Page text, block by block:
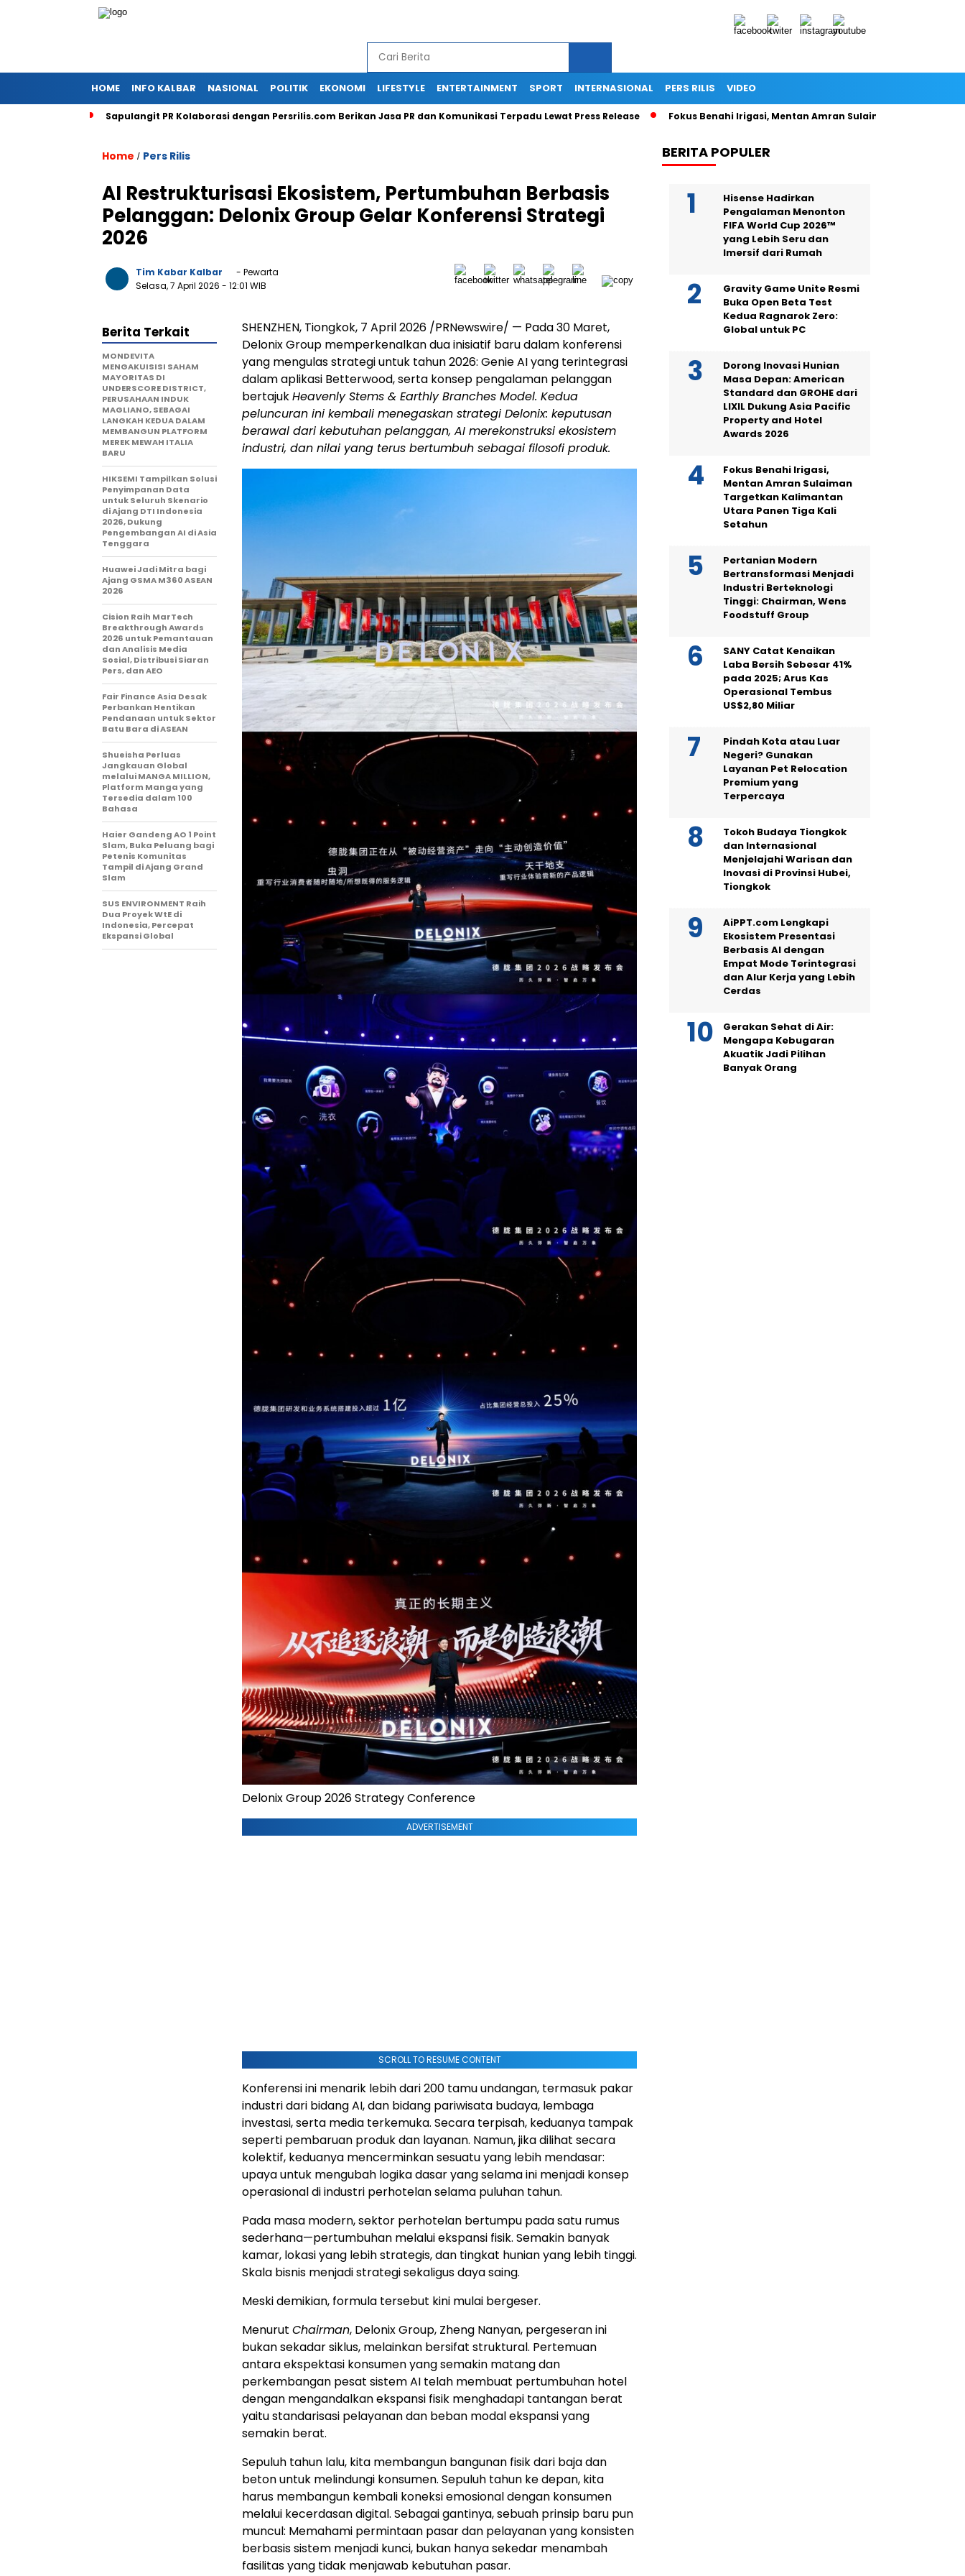
HOME INFO KALBAR NASIONAL POLITIK EKONOMI LIFESTYLE ENTERTAINMENT SPORT INTERNASIONAL PERS RILIS VIDEO
Sapulangit PR Kolaborasi dengan Persrilis.com Berikan Jasa PR dan Komunikasi Terpadu Lewat Press Release Fokus Benahi Irigasi, Mentan Amran Sulaiman Targetkan
Home / Pers Rilis
AI Restrukturisasi Ekosistem, Pertumbuhan Berbasis
Pelanggan: Delonix Group Gelar Konferensi Strategi
2026
Tim Kabar Kalbar
- Pewarta
Selasa, 7 April 2026 - 12:01 WIB
SHENZHEN, Tiongkok, 7 April 2026 /PRNewswire/ — Pada 30 Maret,
Delonix Group memperkenalkan dua inisiatif baru dalam konferensi
yang mengulas strategi untuk tahun 2026: Genie AI yang terintegrasi
dalam aplikasi Betterwood, serta konsep pengalaman pelanggan
bertajukHeavenly Stems & Earthly Branches Model. Kedua
peluncuran ini kembali menegaskan strategi Delonix: keputusan
berawal dari kebutuhan pelanggan, AI merekonstruksi ekosistem
industri, dan nilai yang terus bertumbuh sebagai filosofi produk.
Delonix Group 2026 Strategy Conference
ADVERTISEMENT
SCROLL TO RESUME CONTENT
Konferensi ini menarik lebih dari 200 tamu undangan, termasuk pakar
industri dari bidang AI, dan bidang pariwisata budaya, lembaga
investasi, serta media terkemuka. Secara terpisah, keduanya tampak
seperti pembaruan produk dan layanan. Namun, jika dilihat secara
kolektif, keduanya mencerminkan sesuatu yang lebih mendasar:
upaya untuk mengubah logika dasar yang selama ini menjadi konsep
operasional di industri perhotelan selama puluhan tahun.
Pada masa modern, sektor perhotelan bertumpu pada satu rumus
sederhana—pertumbuhan melalui ekspansi fisik. Semakin banyak
kamar, lokasi yang lebih strategis, dan tingkat hunian yang lebih tinggi.
Skala bisnis menjadi strategi sekaligus daya saing.
Meski demikian, formula tersebut kini mulai bergeser.
Menurut Chairman, Delonix Group, Zheng Nanyan, pergeseran ini
bukan sekadar siklus, melainkan bersifat struktural. Pertemuan
antara ekspektasi konsumen yang semakin matang dan
perkembangan pesat sistem AI telah membuat pertumbuhan hotel
dengan mengandalkan ekspansi fisik menghadapi tantangan berat
yaitu standarisasi pelayanan dan beban modal ekspansi yang
semakin berat.
Sepuluh tahun lalu, kita membangun bangunan fisik dari baja dan
beton untuk melindungi konsumen. Sepuluh tahun ke depan, kita
harus membangun kembali koneksi emosional dengan konsumen
melalui kecerdasan digital. Sebagai gantinya, sebuah prinsip baru pun
muncul: Memahami permintaan pasar dan pelayanan yang konsisten
berbasis sistem menjadi kunci, bukan hanya sekedar menambah
fasilitas yang tidak menjawab kebutuhan pasar.
Berita Terkait
MONDEVITA
MENGAKUISISI SAHAM
MAYORITAS DI
UNDERSCORE DISTRICT,
PERUSAHAAN INDUK
MAGLIANO, SEBAGAI
LANGKAH KEDUA DALAM
MEMBANGUN PLATFORM
MEREK MEWAH ITALIA
BARU
HIKSEMI Tampilkan Solusi
Penyimpanan Data
untuk Seluruh Skenario
di Ajang DTI Indonesia
2026, Dukung
Pengembangan AI di Asia
Tenggara
Huawei Jadi Mitra bagi
Ajang GSMA M360 ASEAN
2026
Cision Raih MarTech
Breakthrough Awards
2026 untuk Pemantauan
dan Analisis Media
Sosial, Distribusi Siaran
Pers, dan AEO
Fair Finance Asia Desak
Perbankan Hentikan
Pendanaan untuk Sektor
Batu Bara di ASEAN
Shueisha Perluas
Jangkauan Global
melalui MANGA MILLION,
Platform Manga yang
Tersedia dalam 100
Bahasa
Haier Gandeng AO 1 Point
Slam, Buka Peluang bagi
Petenis Komunitas
Tampil di Ajang Grand
Slam
SUS ENVIRONMENT Raih
Dua Proyek WtE di
Indonesia, Percepat
Ekspansi Global
BERITA POPULER
Hisense Hadirkan
Pengalaman Menonton
FIFA World Cup 2026™
yang Lebih Seru dan
Imersif dari Rumah
Gravity Game Unite Resmi
Buka Open Beta Test
Kedua Ragnarok Zero:
Global untuk PC
Dorong Inovasi Hunian
Masa Depan: American
Standard dan GROHE dari
LIXIL Dukung Asia Pacific
Property and Hotel
Awards 2026
Fokus Benahi Irigasi,
Mentan Amran Sulaiman
Targetkan Kalimantan
Utara Panen Tiga Kali
Setahun
Pertanian Modern
Bertransformasi Menjadi
Industri Berteknologi
Tinggi: Chairman, Wens
Foodstuff Group
SANY Catat Kenaikan
Laba Bersih Sebesar 41%
pada 2025; Arus Kas
Operasional Tembus
US$2,80 Miliar
Pindah Kota atau Luar
Negeri? Gunakan
Layanan Pet Relocation
Premium yang
Terpercaya
Tokoh Budaya Tiongkok
dan Internasional
Menjelajahi Warisan dan
Inovasi di Provinsi Hubei,
Tiongkok
AiPPT.com Lengkapi
Ekosistem Presentasi
Berbasis AI dengan
Empat Mode Terintegrasi
dan Alur Kerja yang Lebih
Cerdas
Gerakan Sehat di Air:
Mengapa Kebugaran
Akuatik Jadi Pilihan
Banyak Orang